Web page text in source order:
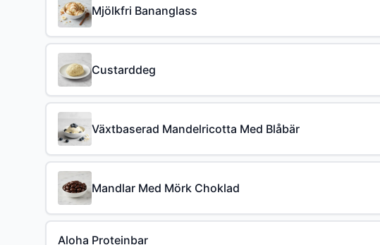
Mjölkfri Bananglass
Custarddeg
Växtbaserad Mandelricotta Med Blåbär
Mandlar Med Mörk Choklad
Aloha Proteinbar